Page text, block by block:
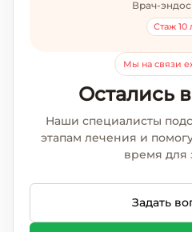
Мы на связи
Остались
Наши специалисты
этапам лечения и
время для
Задать
Врач-
Стаж 10